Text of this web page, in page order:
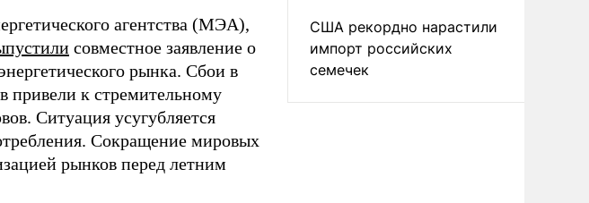
агентства (МЭА),
совместное заявление о
рынка. Сбои в
привели к стремительному
Ситуация усугубляется
Сокращение мировых
рынков перед летним
США рекордно нарастили
импорт российских
семечек